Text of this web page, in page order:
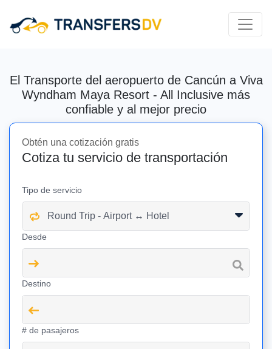
El Transporte del aeropuerto de Cancún a Viva
Wyndham Maya Resort - All Inclusive más
confiable y al mejor precio
Obtén una cotización gratis
Cotiza tu servicio de transportación
Tipo de servicio
Desde
Destino
# de pasajeros